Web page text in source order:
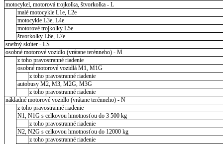
motocykel, motorová trojkolka, štvorkolka - L
malé motocykle L1e, L2e
motocykle L3e, L4e
motorové trojkolky L5e
štvorkolky L6e, L7e
snežný skúter - LS
osobné motorové vozidlo (vrátane terénneho) - M
z toho pravostranné riadenie
osobné motorové vozidlá M1, M1G
z toho pravostranné riadenie
autobusy M2, M3, M2G, M3G
z toho pravostranné riadenie
nákladné motorové vozidlo (vrátane terénneho) - N
z toho pravostranné riadenie
N1, N1G s celkovou hmotnosťou do 3 500 kg
z toho pravostranné riadenie
N2, N2G s celkovou hmotnosťou do 12000 kg
z toho pravostranné riadenie